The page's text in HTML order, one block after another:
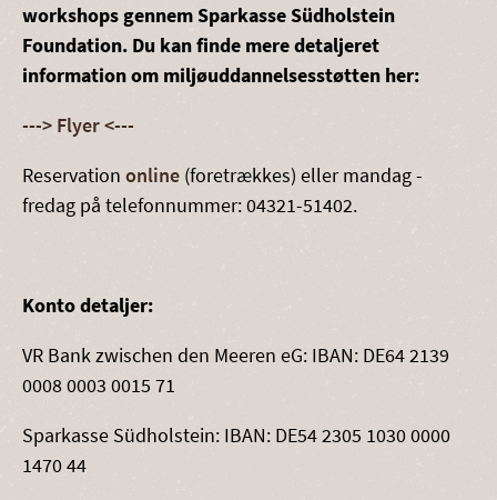
workshops gennem Sparkasse Südholstein
Foundation. Du kan finde mere detaljeret
information om miljøuddannelsesstøtten her:
---> Flyer <---
Reservation online (foretrækkes) eller mandag -
fredag på telefonnummer: 04321-51402.
Konto detaljer:
VR Bank zwischen den Meeren eG: IBAN: DE64 2139
0008 0003 0015 71
Sparkasse Südholstein: IBAN: DE54 2305 1030 0000
1470 44